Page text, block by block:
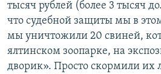
тысяч рублей (более 3 тысяч
что судебной защиты мы в
мы уничтожили 20 свиней,
ялтинском зоопарке, на
дворик». Просто скормили их